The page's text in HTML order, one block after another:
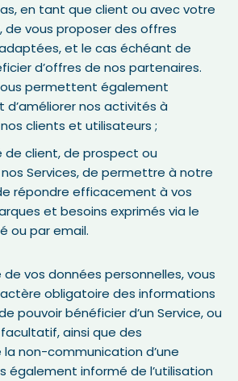
en tant que client ou avec votre
vous proposer des offres
et le cas échéant de
d’offres de nos partenaires.
permettent également
d’améliorer nos activités à
clients et utilisateurs ;
de client, de prospect ou
Services, de permettre à notre
répondre efficacement à vos
et besoins exprimés via le
ou par email.
vos données personnelles, vous
obligatoire des informations
pouvoir bénéficier d’un Service, ou
ainsi que des
non-communication d’une
également informé de l’utilisation